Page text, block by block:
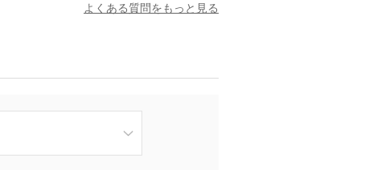
よくある質問をもっと見る